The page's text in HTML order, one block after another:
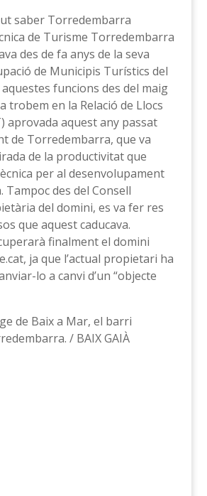
saber Torredembarra
de Turisme Torredembarra
des de fa anys de la seva
de Municipis Turístics del
funcions des del maig
trobem en la Relació de Llocs
aprovada aquest any passat
de Torredembarra, que va
de la productivitat que
per al desenvolupament
Tampoc des del Consell
del domini, es va fer res
que aquest caducava.
finalment el domini
ja que l’actual propietari ha
lo a canvi d’un “objecte
de Baix a Mar, el barri
/ BAIX GAIÀ